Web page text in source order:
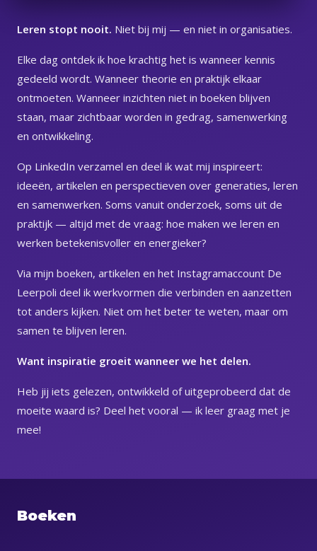
Leren stopt nooit. Niet bij mij — en niet in organisaties.
Elke dag ontdek ik hoe krachtig het is wanneer kennis
gedeeld wordt. Wanneer theorie en praktijk elkaar
ontmoeten. Wanneer inzichten niet in boeken blijven
staan, maar zichtbaar worden in gedrag, samenwerking
en ontwikkeling.
Op LinkedIn verzamel en deel ik wat mij inspireert:
ideeën, artikelen en perspectieven over generaties, leren
en samenwerken. Soms vanuit onderzoek, soms uit de
praktijk — altijd met de vraag: hoe maken we leren en
werken betekenisvoller en energieker?
Via mijn boeken, artikelen en het Instagramaccount De
Leerpoli deel ik werkvormen die verbinden en aanzetten
tot anders kijken. Niet om het beter te weten, maar om
samen te blijven leren.
Want inspiratie groeit wanneer we het delen.
Heb jij iets gelezen, ontwikkeld of uitgeprobeerd dat de
moeite waard is? Deel het vooral — ik leer graag met je
mee!
Boeken